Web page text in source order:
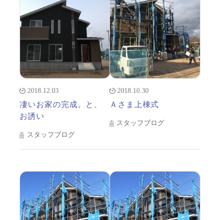
2018.12.03
凄いお家の完成。と、
お誘い
スタッフブログ
2018.10.30
Ａさま上棟式
スタッフブログ